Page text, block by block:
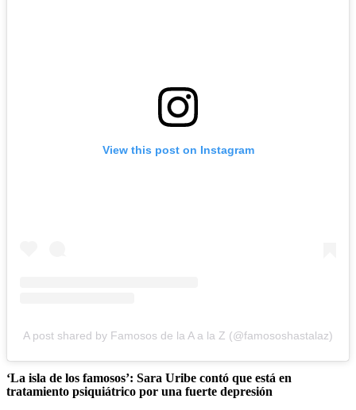
View this post on Instagram
A post shared by Famosos de la A a la Z (@famososhastalaz)
‘La isla de los famosos’: Sara Uribe contó que está en
tratamiento psiquiátrico por una fuerte depresión